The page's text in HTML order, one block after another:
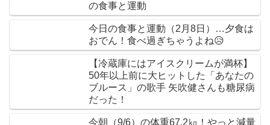
の食事と運動
今日の食事と運動（2月8日）…夕食は
おでん！食べ過ぎちゃうよね😥
【冷蔵庫にはアイスクリームが満杯】
50年以上前に大ヒットした「あなたの
ブルース」の歌手 矢吹健さんも糖尿病
だった！
今朝（9/6）の体重67.2㎏！やっと減量